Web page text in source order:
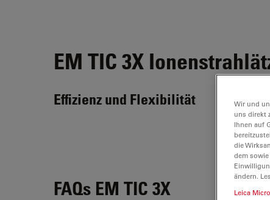
EM TIC 3X
Effizienz und Flexibilität
FAQs EM TIC 3X
Wir und
uns direkt
Ihnen auf
die
dem
ändern.
Leica